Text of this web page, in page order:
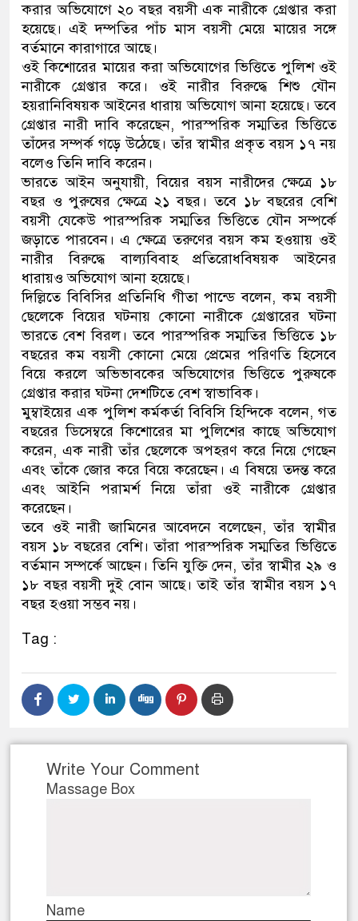
মাদক কারবারি গ্রেফতার
২৮ লাখ টাকার জাল নোটসহ
থানা পুলিশ
যেকোনো সময় বেনজীরের
যে ভাবে ডেভিড ইমনের কাছে
‘আজহার খান’
অবৈধ বিদেশি পিস্তল,
জড়িত কিশোর গ্যাংয়ের চার শিশু আটক
ডাকাতির প্রস্তুতিকালে দুইজনকে
থানা পুলিশ
করার অভিযোগে ২০ বছর বয়সী এক নারীকে গ্রেপ্তার করা
হয়েছে। এই দম্পতির পাঁচ মাস বয়সী মেয়ে মায়ের সঙ্গে
বর্তমানে কারাগারে আছে।
ওই কিশোরের মায়ের করা অভিযোগের ভিত্তিতে পুলিশ ওই
নারীকে গ্রেপ্তার করে। ওই নারীর বিরুদ্ধে শিশু যৌন
হয়রানিবিষয়ক আইনের ধারায় অভিযোগ আনা হয়েছে। তবে
গ্রেপ্তার নারী দাবি করেছেন, পারস্পরিক সম্মতির ভিত্তিতে
তাঁদের সম্পর্ক গড়ে উঠেছে। তাঁর স্বামীর প্রকৃত বয়স ১৭ নয়
বলেও তিনি দাবি করেন।
ভারতে আইন অনুযায়ী, বিয়ের বয়স নারীদের ক্ষেত্রে ১৮
বছর ও পুরুষের ক্ষেত্রে ২১ বছর। তবে ১৮ বছরের বেশি
বয়সী যেকেউ পারস্পরিক সম্মতির ভিত্তিতে যৌন সম্পর্কে
জড়াতে পারবেন। এ ক্ষেত্রে তরুণের বয়স কম হওয়ায় ওই
নারীর বিরুদ্ধে বাল্যবিবাহ প্রতিরোধবিষয়ক আইনের
ধারায়ও অভিযোগ আনা হয়েছে।
দিল্লিতে বিবিসির প্রতিনিধি গীতা পান্ডে বলেন, কম বয়সী
ছেলেকে বিয়ের ঘটনায় কোনো নারীকে গ্রেপ্তারের ঘটনা
ভারতে বেশ বিরল। তবে পারস্পরিক সম্মতির ভিত্তিতে ১৮
বছরের কম বয়সী কোনো মেয়ে প্রেমের পরিণতি হিসেবে
বিয়ে করলে অভিভাবকের অভিযোগের ভিত্তিতে পুরুষকে
গ্রেপ্তার করার ঘটনা দেশটিতে বেশ স্বাভাবিক।
মুম্বাইয়ের এক পুলিশ কর্মকর্তা বিবিসি হিন্দিকে বলেন, গত
বছরের ডিসেম্বরে কিশোরের মা পুলিশের কাছে অভিযোগ
করেন, এক নারী তাঁর ছেলেকে অপহরণ করে নিয়ে গেছেন
এবং তাঁকে জোর করে বিয়ে করেছেন। এ বিষয়ে তদন্ত করে
এবং আইনি পরামর্শ নিয়ে তাঁরা ওই নারীকে গ্রেপ্তার
করেছেন।
তবে ওই নারী জামিনের আবেদনে বলেছেন, তাঁর স্বামীর
বয়স ১৮ বছরের বেশি। তাঁরা পারস্পরিক সম্মতির ভিত্তিতে
বর্তমান সম্পর্কে আছেন। তিনি যুক্তি দেন, তাঁর স্বামীর ২৯ ও
১৮ বছর বয়সী দুই বোন আছে। তাই তাঁর স্বামীর বয়স ১৭
বছর হওয়া সম্ভব নয়।
Tag :
Write Your Comment
Massage Box
Name